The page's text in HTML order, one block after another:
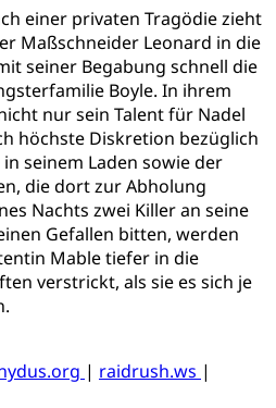
einer privaten Tragödie zieht
Maßschneider Leonard in die
seiner Begabung schnell die
Boyle. In ihrem
nur sein Talent für Nadel
höchste Diskretion bezüglich
seinem Laden sowie der
die dort zur Abholung
Nachts zwei Killer an seine
Gefallen bitten, werden
Mable tiefer in die
verstrickt, als sie es sich je
| raidrush.ws |